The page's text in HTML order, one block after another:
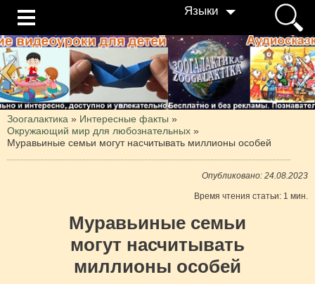
Языки
Зоогалактика » Интересные факты »
Окружающий мир для любознательных »
Муравьиные семьи могут насчитывать миллионы особей
Опубликовано: 24.08.2023
Время чтения статьи: 1 мин.
Муравьиные семьи
могут насчитывать
миллионы особей